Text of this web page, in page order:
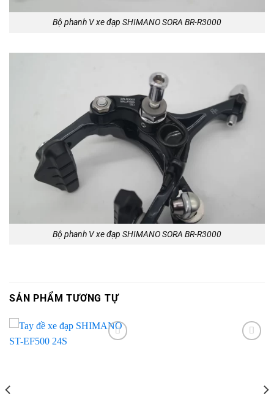
Bộ phanh V xe đạp SHIMANO SORA BR-R3000
Bộ phanh V xe đạp SHIMANO SORA BR-R3000
SẢN PHẨM TƯƠNG TỰ